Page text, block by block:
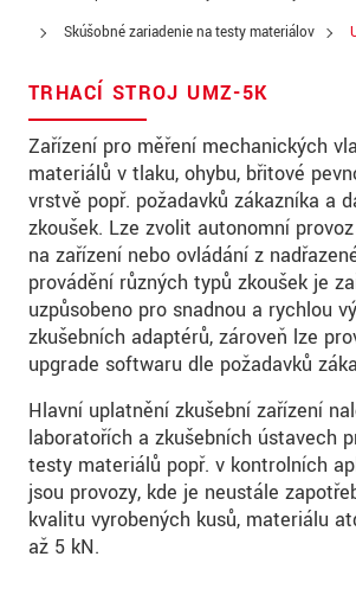
Skúšobné zariadenie na testy materiálov
TRHACÍ STROJ UMZ-5K
Zařízení pro měření mechanických
materiálů v tlaku, ohybu, břitové
vrstvě popř. požadavků zákazníka a
zkoušek. Lze zvolit autonomní
na zařízení nebo ovládání z
provádění různých typů zkoušek je
uzpůsobeno pro snadnou a rychlou
zkušebních adaptérů, zároveň lze
upgrade softwaru dle požadavků
Hlavní uplatnění zkušební zařízení
laboratořích a zkušebních ústavech
testy materiálů popř. v kontrolních
jsou provozy, kde je neustále
kvalitu vyrobených kusů, materiálu
až 5 kN.